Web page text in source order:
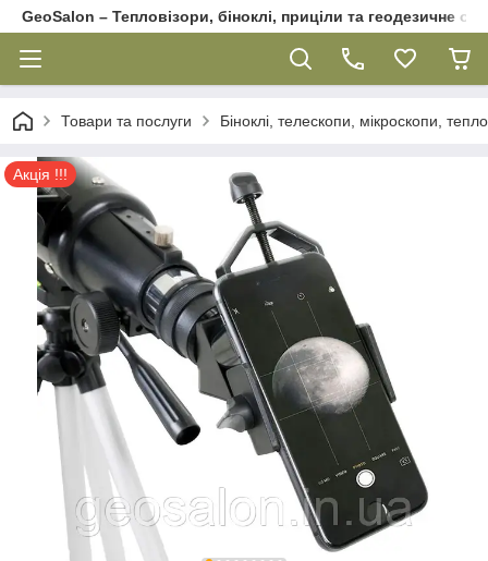
GeoSalon – Тепловізори, біноклі, приціли та геодезичне
Товари та послуги Біноклі, телескопи, мікроскопи,
Акція !!!